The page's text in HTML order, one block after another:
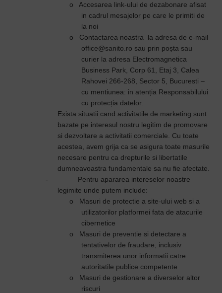
o
Accesarea link-ului de dezabonare afisat
in cadrul mesajelor pe care le primiti de
la noi
o
Contactarea noastra la adresa de e-mail
office@sanito.ro sau prin poșta sau
curier la adresa Electromagnetica
Business Park, Corp 61, Etaj 3, Calea
Rahovei 266-268, Sector 5, Bucuresti –
cu mentiunea: in atenția Responsabilului
cu protecția datelor.
Exista situatii cand activitatile de marketing sunt
bazate pe interesul nostru legitim de promovare
si dezvoltare a activitatii comerciale. Cu toate
acestea, avem grija ca se asigura toate masurile
necesare pentru ca drepturile si libertatile
dumneavoastra fundamentale sa nu fie afectate.
-
Pentru apararea intereselor noastre
legimite unde putem include:
o
Masuri de protectie a site-ului web si a
utilizatorilor platformei fata de atacurile
cibernetice
o
Masuri de preventie si detectare a
tentativelor de fraudare, inclusiv
transmiterea unor informatii catre
autoritatile publice competente
o
Masuri de gestionare a diverselor altor
riscuri